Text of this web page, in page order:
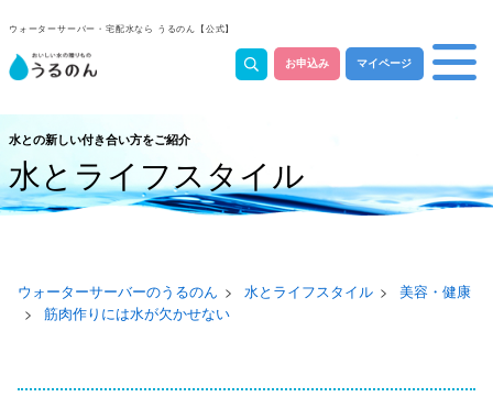
ウォーターサーバー・宅配水なら うるのん【公式】
お申込み マイページ
水との新しい付き合い方をご紹介
水とライフスタイル
ウォーターサーバーのうるのん 水とライフスタイル
美容・健康
筋肉作りには水が欠かせない